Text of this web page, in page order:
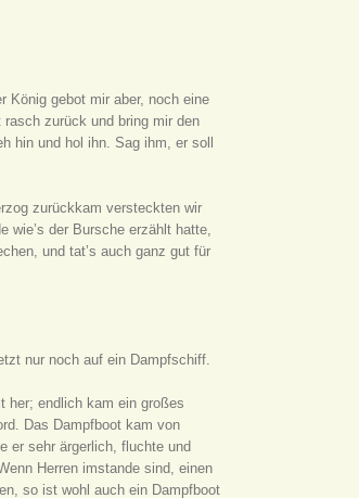
König gebot mir aber, noch eine
zurück und bring mir den
hin und hol ihn. Sag ihm, er soll
zurückkam versteckten wir
der Bursche erzählt hatte,
und tat’s auch ganz gut für
nur noch auf ein Dampfschiff.
her; endlich kam ein großes
Das Dampfboot kam von
er sehr ärgerlich, fluchte und
Herren imstande sind, einen
so ist wohl auch ein Dampfboot